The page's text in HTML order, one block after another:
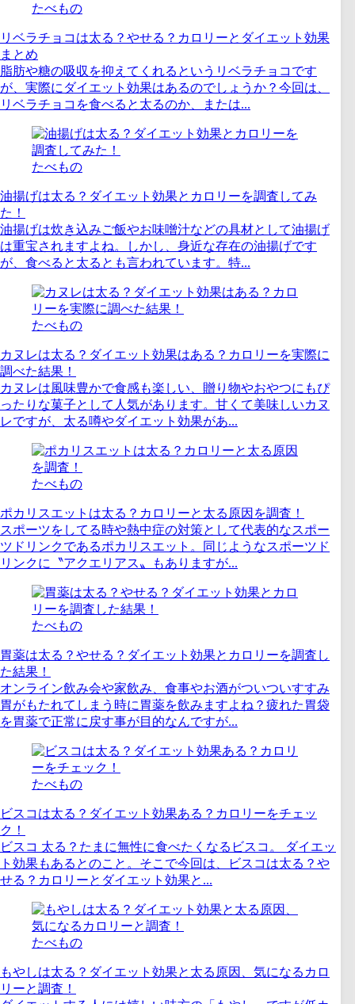
たべもの
リベラチョコは太る？やせる？カロリーとダイエット効果
まとめ
脂肪や糖の吸収を抑えてくれるというリベラチョコです
が、実際にダイエット効果はあるのでしょうか？今回は、
リベラチョコを食べると太るのか、または...
たべもの
油揚げは太る？ダイエット効果とカロリーを調査してみ
た！
油揚げは炊き込みご飯やお味噌汁などの具材として油揚げ
は重宝されますよね。しかし、身近な存在の油揚げです
が、食べると太るとも言われています。特...
たべもの
カヌレは太る？ダイエット効果はある？カロリーを実際に
調べた結果！
カヌレは風味豊かで食感も楽しい、贈り物やおやつにもぴ
ったりな菓子として人気があります。甘くて美味しいカヌ
レですが、太る噂やダイエット効果があ...
たべもの
ポカリスエットは太る？カロリーと太る原因を調査！
スポーツをしてる時や熱中症の対策として代表的なスポー
ツドリンクであるポカリスエット。同じようなスポーツド
リンクに〝アクエリアス〟もありますが...
たべもの
胃薬は太る？やせる？ダイエット効果とカロリーを調査し
た結果！
オンライン飲み会や家飲み、食事やお酒がついついすすみ
胃がもたれてしまう時に胃薬を飲みますよね？疲れた胃袋
を胃薬で正常に戻す事が目的なんですが...
たべもの
ビスコは太る？ダイエット効果ある？カロリーをチェッ
ク！
ビスコ 太る？たまに無性に食べたくなるビスコ。 ダイエッ
ト効果もあるとのこと。そこで今回は、ビスコは太る？や
せる？カロリーとダイエット効果と...
たべもの
もやしは太る？ダイエット効果と太る原因、気になるカロ
リーと調査！